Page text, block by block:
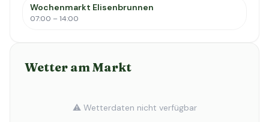
Wochenmarkt Elisenbrunnen
07:00 – 14:00
Wetter am Markt
⚠️ Wetterdaten nicht verfügbar